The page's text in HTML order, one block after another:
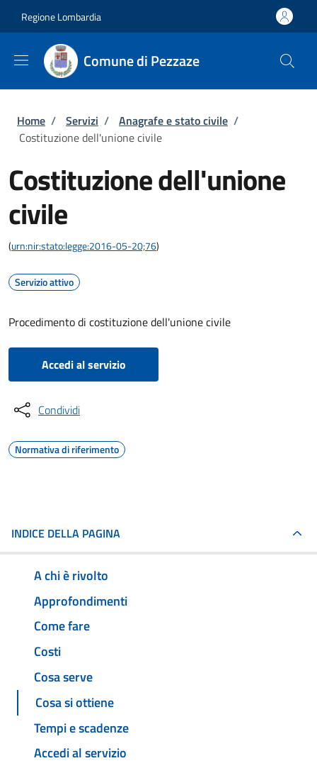
Regione Lombardia
Comune di Pezzaze
Briciole di pane
Home / Servizi / Anagrafe e stato civile /
Costituzione dell'unione civile
Costituzione dell'unione
civile
(urn:nir:stato:legge:2016-05-20;76)
Servizio attivo
Procedimento di costituzione dell'unione civile
Accedi al servizio
Condividi
Normativa di riferimento
INDICE DELLA PAGINA
A chi è rivolto
Approfondimenti
Come fare
Costi
Cosa serve
Cosa si ottiene
Tempi e scadenze
Accedi al servizio